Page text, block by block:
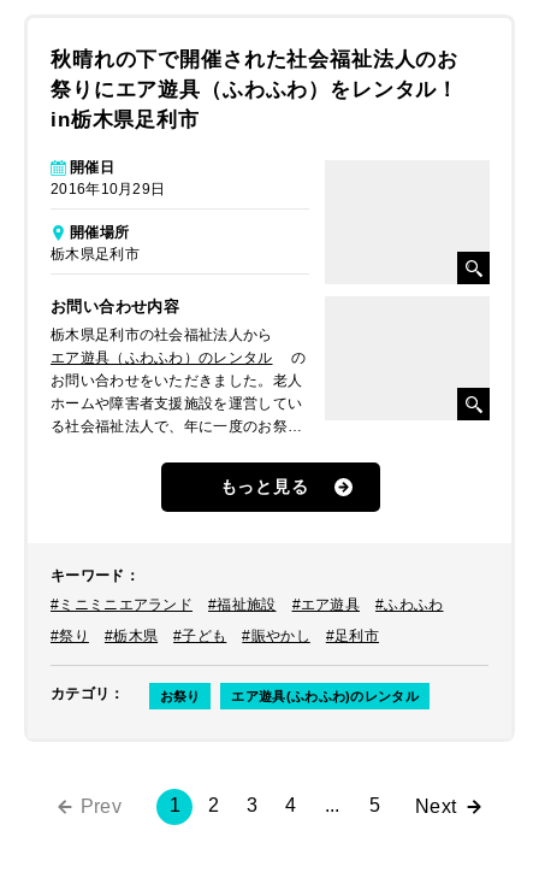
秋晴れの下で開催された社会福祉法人のお
祭りにエア遊具（ふわふわ）をレンタル！
in栃木県足利市
開催日
2016年10月29日
開催場所
栃木県足利市
お問い合わせ内容
栃木県足利市の社会福祉法人から
エア遊具（ふわふわ）のレンタル
の
お問い合わせをいただきました。老人
ホームや障害者支援施設を運営してい
る社会福祉法人で、年に一度のお祭り
わ）を設置してみようということでし
もっと見る
キーワード ：
#ミニミニエアランド
#福祉施設 #エア遊具
#ふわふわ
#祭り
#栃木県 #子ども #賑やかし #足利市
カテゴリ ： お祭り エア遊具(ふわふわ)のレンタル
Prev 1 2 3 4 ... 5 Next